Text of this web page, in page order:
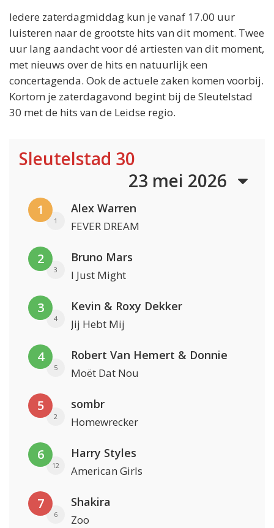
Iedere zaterdagmiddag kun je vanaf 17.00 uur
luisteren naar de grootste hits van dit moment. Twee
uur lang aandacht voor dé artiesten van dit moment,
met nieuws over de hits en natuurlijk een
concertagenda. Ook de actuele zaken komen voorbij.
Kortom je zaterdagavond begint bij de Sleutelstad
30 met de hits van de Leidse regio.
Sleutelstad 30
23 mei 2026
1
1
Alex Warren
FEVER DREAM
2
3
Bruno Mars
I Just Might
3
4
Kevin & Roxy Dekker
Jij Hebt Mij
4
5
Robert Van Hemert & Donnie
Moët Dat Nou
5
2
sombr
Homewrecker
6
12
Harry Styles
American Girls
7
6
Shakira
Zoo